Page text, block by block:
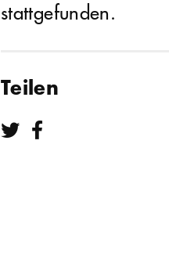
stattgefunden.
Teilen
Teilen bei Twitter